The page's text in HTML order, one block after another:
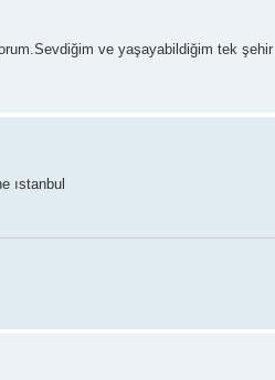
ve yaşayabildiğim tek şehir
ıstanbul